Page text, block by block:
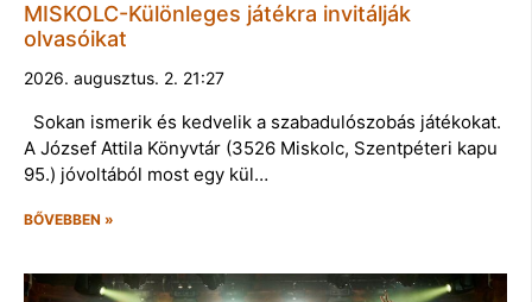
MISKOLC-Különleges játékra invitálják
olvasóikat
2026. augusztus. 2. 21:27
Sokan ismerik és kedvelik a szabadulószobás játékokat.
A József Attila Könyvtár (3526 Miskolc, Szentpéteri kapu
95.) jóvoltából most egy kül…
BŐVEBBEN »